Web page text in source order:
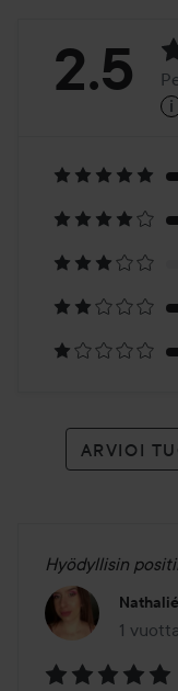
9
2.5
i
ARVIOI
Hyödyllisin
Nathalié
1
Viesti